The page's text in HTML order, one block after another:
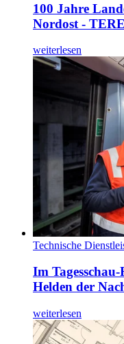
100 Jahre
Nordost -
weiterlesen
Technische
Im
Helden der
weiterlesen